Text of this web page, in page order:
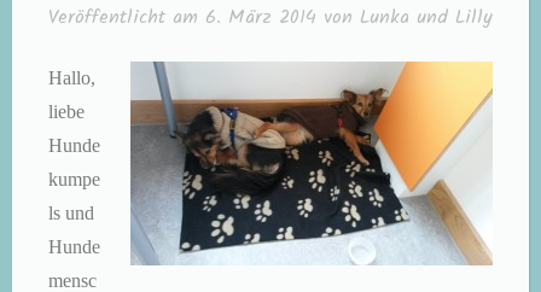
Veröffentlicht am 6. März 2014 von Lunka und Lilly
Hallo,
liebe
Hunde
kumpe
ls und
Hunde
mensc